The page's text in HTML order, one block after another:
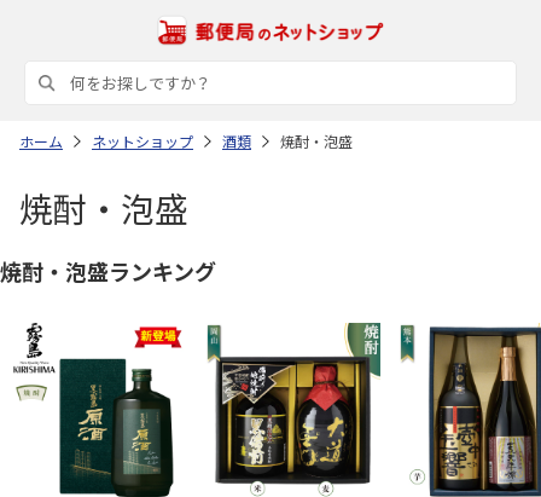
ホーム ネットショップ 酒類 焼酎・泡盛
焼酎・泡盛
焼酎・泡盛ランキング